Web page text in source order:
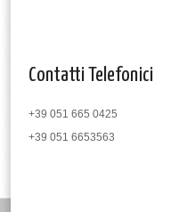
Contatti Telefonici
+39 051 665 0425
+39 051 6653563